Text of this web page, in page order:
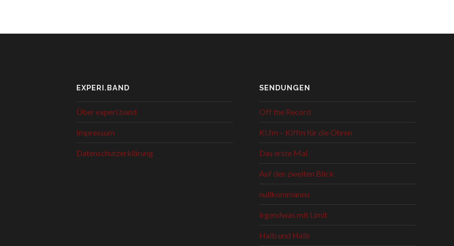
EXPERI.BAND
Über experi.band
Impressum
Datenschutzerklärung
SENDUNGEN
Off the Record
KI.fm – Kiffm für die Ohren
Das erste Mal
Auf den zweiten Blick
nullkommaneu
Irgendwas mit Limit
Halb und Halb